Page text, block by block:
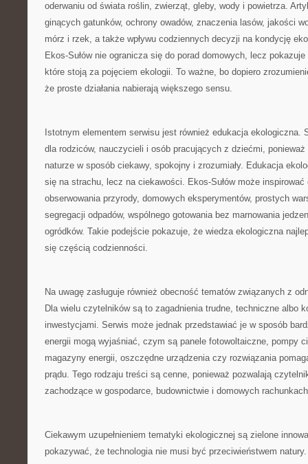
oderwaniu od świata roślin, zwierząt, gleby, wody i powietrza.
ginących gatunków, ochrony owadów, znaczenia lasów, jakości
mórz i rzek, a także wpływu codziennych decyzji na kondycję
Ekos-Sułów nie ogranicza się do porad domowych, lecz
które stoją za pojęciem ekologii. To ważne, bo dopiero
że proste działania nabierają większego sensu.
Istotnym elementem serwisu jest również edukacja ekologiczna.
dla rodziców, nauczycieli i osób pracujących z dziećmi,
naturze w sposób ciekawy, spokojny i zrozumiały. Edukacja
się na strachu, lecz na ciekawości. Ekos-Sułów może inspirować
obserwowania przyrody, domowych eksperymentów, prostych
segregacji odpadów, wspólnego gotowania bez marnowania
ogródków. Takie podejście pokazuje, że wiedza ekologiczna
się częścią codzienności.
Na uwagę zasługuje również obecność tematów związanych z
Dla wielu czytelników są to zagadnienia trudne, techniczne albo
inwestycjami. Serwis może jednak przedstawiać je w sposób
energii mogą wyjaśniać, czym są panele fotowoltaiczne, pompy
magazyny energii, oszczędne urządzenia czy rozwiązania
prądu. Tego rodzaju treści są cenne, ponieważ pozwalają
zachodzące w gospodarce, budownictwie i domowych
Ciekawym uzupełnieniem tematyki ekologicznej są zielone
pokazywać, że technologia nie musi być przeciwieństwem